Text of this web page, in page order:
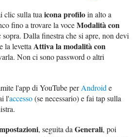
clic sulla tuaicona profiloin alto a
fino a trovare la voceModalità con
Dalla finestra che si apre, non devi
la levetta Attiva la modalità con
Non ci sono password o altri
l'app di YouTube perAndroid e
l'accesso(se necessario) e fai tap sulla
, seguita daGenerali, poi